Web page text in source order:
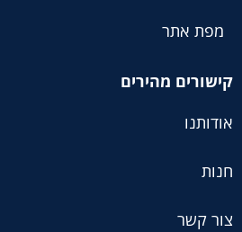
מפת אתר
קישורים מהירים
אודותנו
חנות
צור קשר